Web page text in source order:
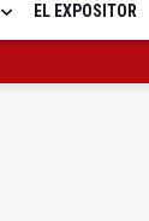
EL EXPOSITOR